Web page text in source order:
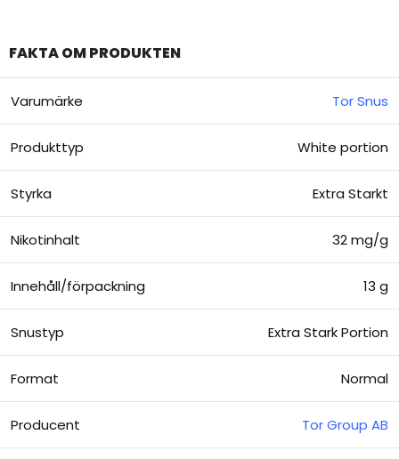
FAKTA OM PRODUKTEN
Varumärke Tor Snus
Produkttyp White portion
Styrka Extra Starkt
Nikotinhalt 32 mg/g
Innehåll/förpackning 13 g
Snustyp Extra Stark Portion
Format Normal
Producent Tor Group AB